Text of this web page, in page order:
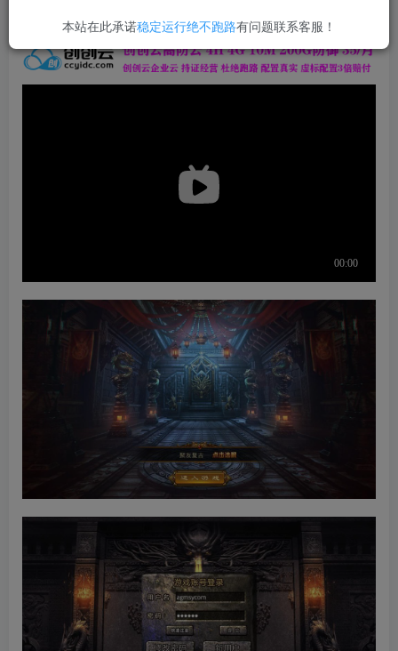
本站在此承诺稳定运行绝不跑路有问题联系客服！